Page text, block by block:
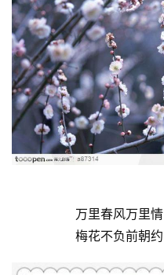
术
研
究
法
书
欣
万里春风万里
梅花不负前朝